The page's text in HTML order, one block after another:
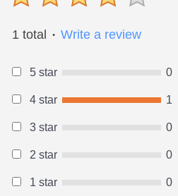
1 total ● Write a review
5 star 0
4 star 1
3 star 0
2 star 0
1 star 0